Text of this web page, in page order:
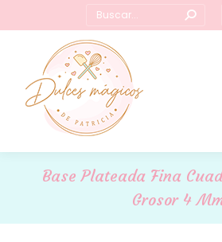
Buscar:
Base Plateada Fina
Grosor 4